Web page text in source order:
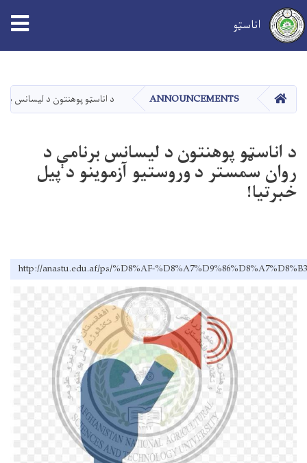
دانګل
اناسټو
کور ANNOUNCEMENTS د اناسټو پوهنتون د لیسانس
د اناسټو پوهنتون د لیسانس برنامې د
روان سمستر د وروستیو آزموینو د پیل
خبرتیا!
http://anastu.edu.af/ps/%D8%AF-